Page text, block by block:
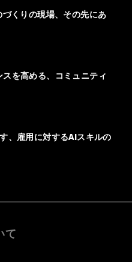
くりの現場、その先にあ
を高める、コミュニティ
、雇用に対するAIスキルの
て